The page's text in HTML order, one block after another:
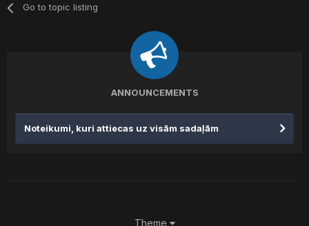
Go to topic listing
ANNOUNCEMENTS
Noteikumi, kuri attiecas uz visām sadaļām
Theme